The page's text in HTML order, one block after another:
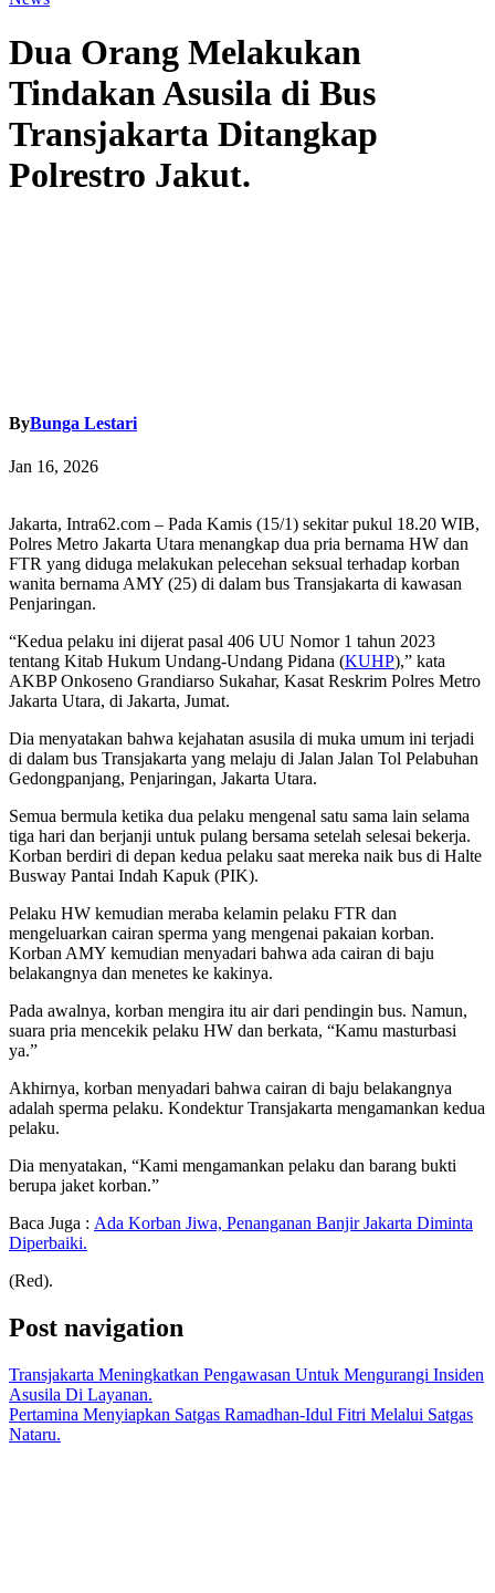
Dua Orang Melakukan
Tindakan Asusila di Bus
Transjakarta Ditangkap
Polrestro Jakut.
ByBunga Lestari
Jan 16, 2026
Jakarta, Intra62.com – Pada Kamis (15/1) sekitar pukul 18.20 WIB,
Polres Metro Jakarta Utara menangkap dua pria bernama HW dan
FTR yang diduga melakukan pelecehan seksual terhadap korban
wanita bernama AMY (25) di dalam bus Transjakarta di kawasan
Penjaringan.
“Kedua pelaku ini dijerat pasal 406 UU Nomor 1 tahun 2023
tentang Kitab Hukum Undang-Undang Pidana (KUHP),” kata
AKBP Onkoseno Grandiarso Sukahar, Kasat Reskrim Polres Metro
Jakarta Utara, di Jakarta, Jumat.
Dia menyatakan bahwa kejahatan asusila di muka umum ini terjadi
di dalam bus Transjakarta yang melaju di Jalan Jalan Tol Pelabuhan
Gedongpanjang, Penjaringan, Jakarta Utara.
Semua bermula ketika dua pelaku mengenal satu sama lain selama
tiga hari dan berjanji untuk pulang bersama setelah selesai bekerja.
Korban berdiri di depan kedua pelaku saat mereka naik bus di Halte
Busway Pantai Indah Kapuk (PIK).
Pelaku HW kemudian meraba kelamin pelaku FTR dan
mengeluarkan cairan sperma yang mengenai pakaian korban.
Korban AMY kemudian menyadari bahwa ada cairan di baju
belakangnya dan menetes ke kakinya.
Pada awalnya, korban mengira itu air dari pendingin bus. Namun,
suara pria mencekik pelaku HW dan berkata, “Kamu masturbasi
ya.”
Akhirnya, korban menyadari bahwa cairan di baju belakangnya
adalah sperma pelaku. Kondektur Transjakarta mengamankan kedua
pelaku.
Dia menyatakan, “Kami mengamankan pelaku dan barang bukti
berupa jaket korban.”
Baca Juga : Ada Korban Jiwa, Penanganan Banjir Jakarta Diminta
Diperbaiki.
(Red).
Post navigation
Transjakarta Meningkatkan Pengawasan Untuk Mengurangi Insiden
Asusila Di Layanan.
Pertamina Menyiapkan Satgas Ramadhan-Idul Fitri Melalui Satgas
Nataru.